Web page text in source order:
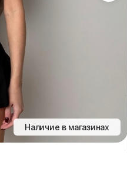
Наличие в магазинах